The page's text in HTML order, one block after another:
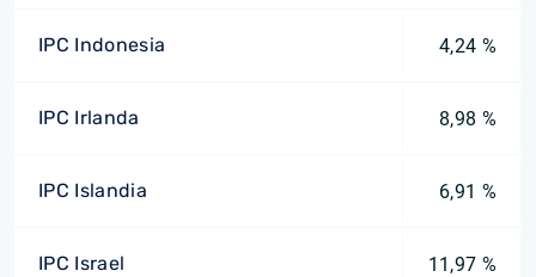
IPC Indonesia 4,24 %
IPC Irlanda 8,98 %
IPC Islandia 6,91 %
IPC Israel 11,97 %